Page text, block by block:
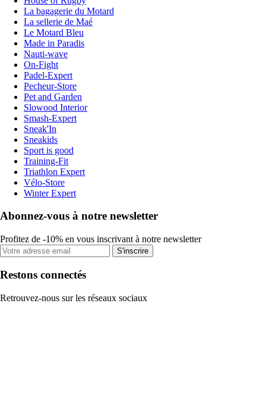
La bagagerie du Motard
La sellerie de Maé
Le Motard Bleu
Made in Paradis
Nauti-wave
On-Fight
Padel-Expert
Pecheur-Store
Pet and Garden
Slowood Interior
Smash-Expert
Sneak'In
Sneakids
Sport is good
Training-Fit
Triathlon Expert
Vélo-Store
Winter Expert
Abonnez-vous à notre newsletter
Profitez de -10% en vous inscrivant à notre newsletter
S'inscrire
Restons connectés
Retrouvez-nous sur les réseaux sociaux